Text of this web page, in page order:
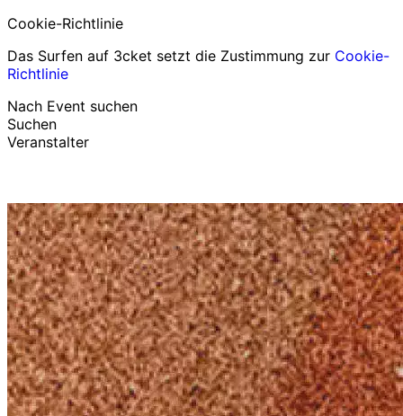
Cookie-Richtlinie
Das Surfen auf 3cket setzt die Zustimmung zur Cookie-
Richtlinie
Nach Event suchen
Suchen
Veranstalter
Deutsch
Hilfe für TeilnehmerIch habe mein Ticket verloren
LoginEvent bewerben